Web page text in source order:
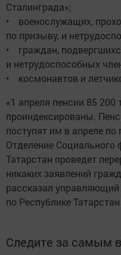
Сталинграда»;
• военослужащих,
по призыву, и
• граждан,
и нетрудоспособных
• космонавтов и
«1 апреля пенсии 85 200
проиндексированы.
поступят им в апреле
Отделение Социального
Татарстан проведет
никаких заявлений
рассказал
по Республике
Следите за самым